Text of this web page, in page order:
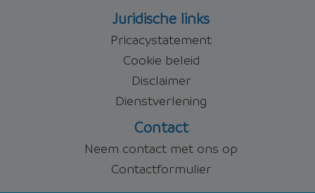
Juridische links
Pricacystatement
Cookie beleid
Disclaimer
Dienstverlening
Contact
Neem contact met ons op
Contactformulier